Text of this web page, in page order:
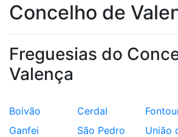
Concelho de
Freguesias do
Valença
Boivão Cerdal
Ganfei
São Pedro
União